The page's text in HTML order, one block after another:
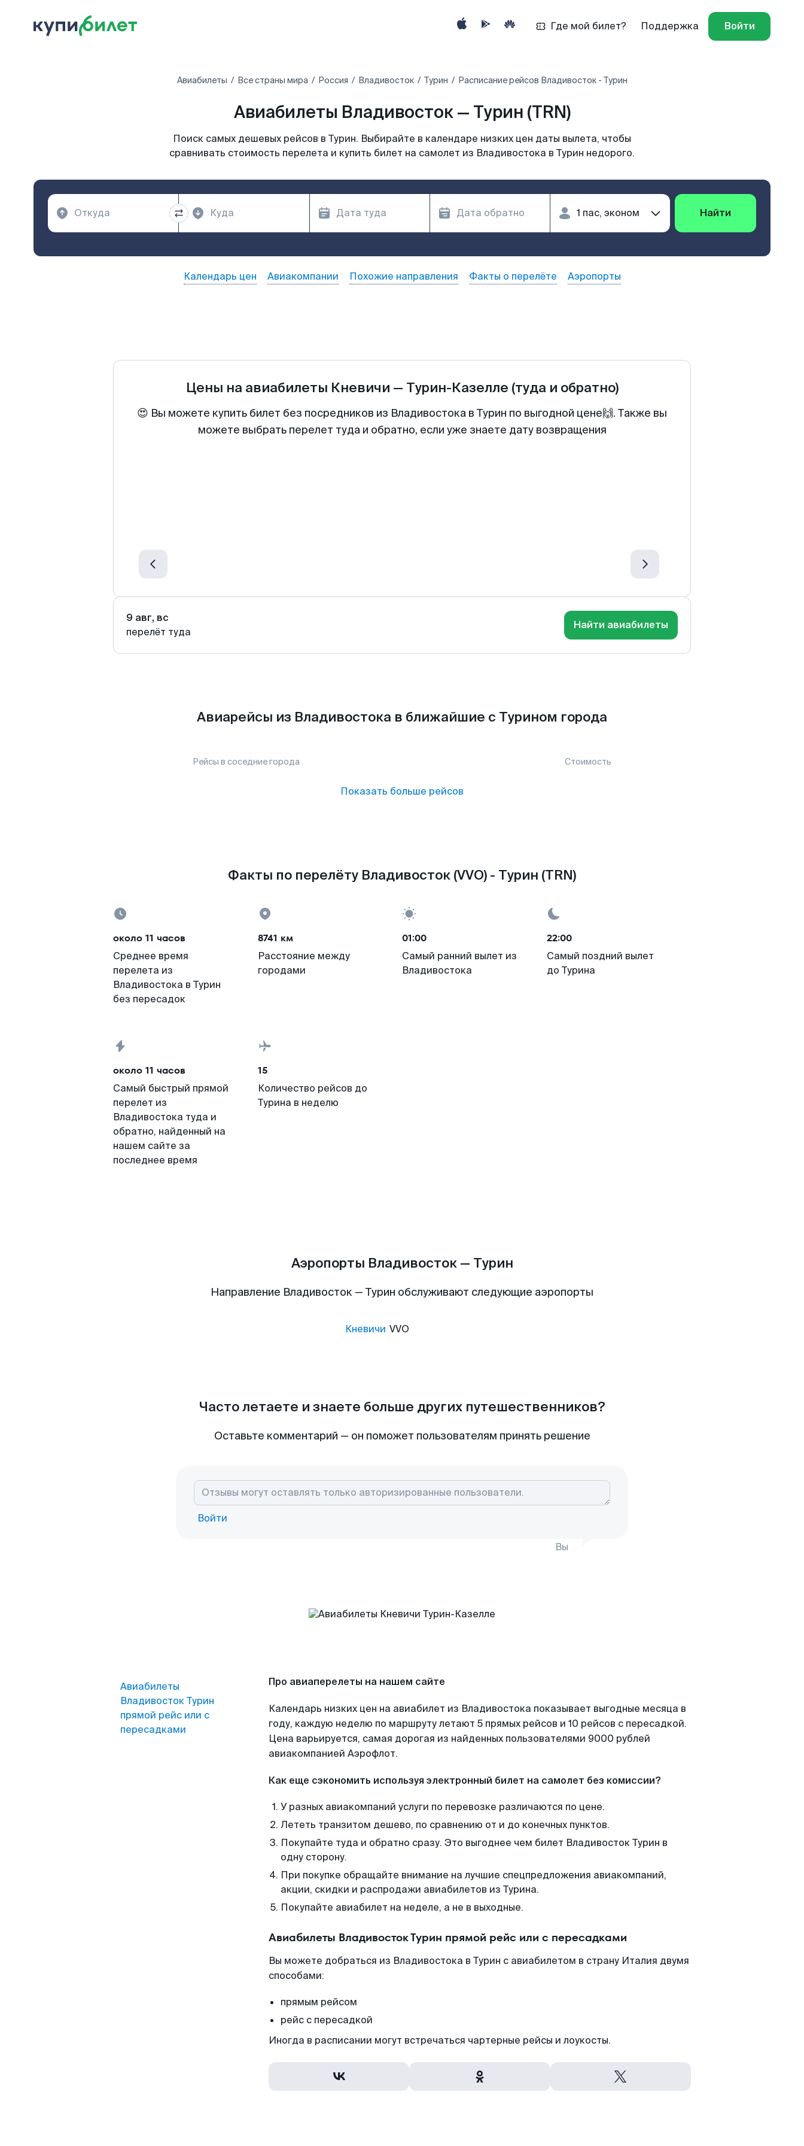
Где мой билет? Поддержка Войти
Авиабилеты Все страны мира Россия Владивосток Турин Расписание рейсов Владивосток - Турин
Авиабилеты Владивосток — Турин (TRN)
Поиск самых дешевых рейсов в Турин. Выбирайте в календаре низких цен даты вылета, чтобы
сравнивать стоимость перелета и купить билет на самолет из Владивостока в Турин недорого.
Найти
Календарь цен Авиакомпании Похожие направления Факты о перелёте Аэропорты
Цены на авиабилеты Кневичи — Турин-Казелле (туда и обратно)
😍 Вы можете купить билет без посредников из Владивостока в Турин по выгодной цене🙌. Также вы
можете выбрать перелет туда и обратно, если уже знаете дату возвращения
9 авг, вс
перелёт туда
Найти авиабилеты
Авиарейсы из Владивостока в ближайшие с Турином города
Рейсы в соседние города Стоимость
Показать больше рейсов
Факты по перелёту Владивосток (VVO) - Турин (TRN)
около 11 часов
Среднее время
перелета из
Владивостока в Турин
без пересадок
8741 км
Расстояние между
городами
01:00
Самый ранний вылет из
Владивостока
22:00
Самый поздний вылет
до Турина
около 11 часов
Самый быстрый прямой
перелет из
Владивостока туда и
обратно, найденный на
нашем сайте за
последнее время
15
Количество рейсов до
Турина в неделю
Аэропорты Владивосток — Турин
Направление Владивосток — Турин обслуживают следующие аэропорты
Кневичи VVO
Часто летаете и знаете больше других путешественников?
Оставьте комментарий — он поможет пользователям принять решение
Войти
Вы
Авиабилеты
Владивосток Турин
прямой рейс или с
пересадками
Про авиаперелеты на нашем сайте
Календарь низких цен на авиабилет из Владивостока показывает выгодные месяца в
году, каждую неделю по маршруту летают 5 прямых рейсов и 10 рейсов с пересадкой.
Цена варьируется, самая дорогая из найденных пользователями 9000 рублей
авиакомпанией Аэрофлот.
Как еще сэкономить используя электронный билет на самолет без комиссии?
У разных авиакомпаний услуги по перевозке различаются по цене.
Лететь транзитом дешево, по сравнению от и до конечных пунктов.
Покупайте туда и обратно сразу. Это выгоднее чем билет Владивосток Турин в
одну сторону.
При покупке обращайте внимание на лучшие спецпредложения авиакомпаний,
акции, скидки и распродажи авиабилетов из Турина.
Покупайте авиабилет на неделе, а не в выходные.
Авиабилеты Владивосток Турин прямой рейс или с пересадками
Вы можете добраться из Владивостока в Турин с авиабилетом в страну Италия двумя
способами:
прямым рейсом
рейс с пересадкой
Иногда в расписании могут встречаться чартерные рейсы и лоукосты.